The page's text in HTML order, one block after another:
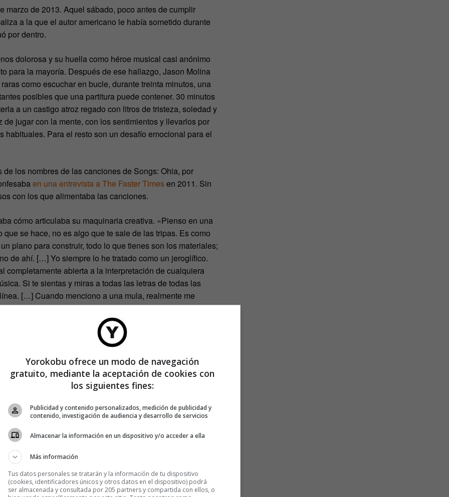
marzo de 2013. Aquel sábado, poco antes de cumplir
a la que el autor americano le había sometido durante
por dentro.
dolorosa y su huella como héroe musical casi anónimo
para la mayoría. Después de ese hallazgo, Jason Molina
como escuchar en bucle, durante treinta minutos, una
posibles que una partitura puede contener. 30 minutos
a un castigo atroz regado con litros de tristeza, soledad y
jugar con la mente, con los sentimientos y llevarlos por
Para el resto son un desafío emocional para el
los nombres de las canciones de Songs: Ohia, por
en una entrevista a The Faster Timesen 2011. Sin
con los que alimentaba las canciones.
cómo articulaba su maquinaria creativa. «Pienso en una
se hace, no es algo que te sale de las tripas. Es como
plano para construir, todo lo que tienes son los materiales;
de ahí. […] Yo siempre lo he tratado como un jeroglífico.
completamente abierta a la interpretación de cualquiera
Si te sientas y miras a todas las letras de todas las
[…] Cuando menciono a una mula, realmente me
me refiero al horizonte».
a los fantasmas. Esas entidades le acompañaron durante
con ellos con toda la normalidad con la que uno puede
hablo, estoy completamente rodeado por ellos. He
haciendo círculos y nunca les temí», explicaba.
Yorokobu ofrece un modo de navegación
gratuito, mediante la aceptación de cookies con
los siguientes fines:
Publicidad y contenido personalizados, medición de publicidad y
contenido, investigación de audiencia y desarrollo de servicios
Almacenar la información en un dispositivo y/o acceder a ella
Más información
Tus datos personales se tratarán y la información de tu dispositivo
(cookies, identificadores únicos y otros datos en el dispositivo) podrá
ser almacenada y consultada por 205 partners y compartida con ellos, o